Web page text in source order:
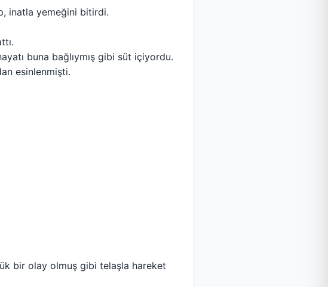
inatla yemeğini bitirdi.
buna bağlıymış gibi süt içiyordu.
esinlenmişti.
bir olay olmuş gibi telaşla hareket